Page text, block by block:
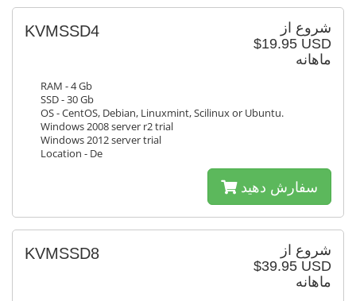
شروع از
$19.95 USD
ماهانه
KVMSSD4
RAM - 4 Gb
SSD - 30 Gb
OS - CentOS, Debian, Linuxmint, Scilinux or Ubuntu.
Windows 2008 server r2 trial
Windows 2012 server trial
Location - De
سفارش دهید
شروع از
$39.95 USD
ماهانه
KVMSSD8